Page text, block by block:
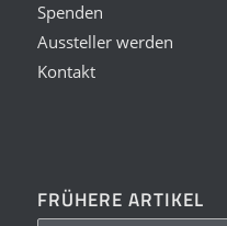
Spenden
Aussteller werden
Kontakt
FRÜHERE ARTIKEL